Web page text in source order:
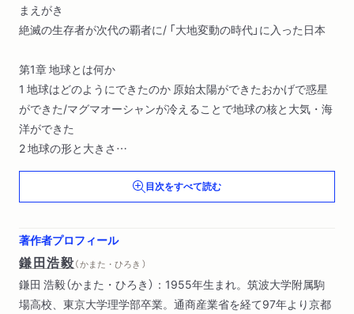
まえがき
絶滅の生存者が次代の覇者に/ 「大地変動の時代」に入った日本
第1章 地球とは何か
1 地球はどのようにできたのか 原始太陽ができたおかげで惑星
ができた/マグマオーシャンが冷えることで地球の核と大気・海
洋ができた
2 地球の形と大きさ
地球が丸いことに気づいたのは?/地球の大きさはどうしてわか
る?/ニュートンが考えた回転楕円体/ジオイドで知る、地球のか
たち/アイソスタシーとは何か/ある地点における「重力」は、ど
3 地球は巨大な「磁石」である
地磁気とは何か/地磁気はなぜできたのか?/生命を守る地球の磁
場
目次をすべて読む
著作者プロフィール
鎌田浩毅（ かまた・ひろき ）
鎌田 浩毅（かまた・ひろき）：1955年生まれ。筑波大学附属駒
場高校、東京大学理学部卒業。通商産業省を経て97年より京都